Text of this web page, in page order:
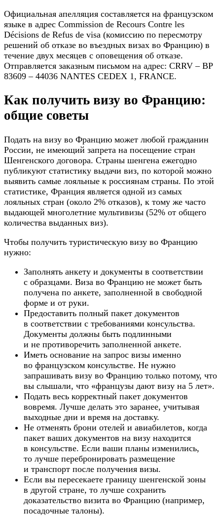
Официальная апелляция составляется на французском
языке в адрес Commission de Recours Contre les
Décisions de Refus de visa (комиссию по пересмотру
решений об отказе во въездных визах во Францию) в
течение двух месяцев с оповещения об отказе.
Отправляется заказным письмом на адрес: CRRV – BP
83609 – 44036 NANTES CEDEX 1, FRANCE.
Как получить визу во Францию:
общие советы
Подать на визу во Францию может любой гражданин
России, не имеющий запрета на посещение стран
Шенгенского договора. Страны шенгена ежегодно
публикуют статистику выдачи виз, по которой можно
выявить самые лояльные к россиянам страны. По этой
статистике, Франция является одной из самых
лояльных стран (около 2% отказов), к тому же часто
выдающей многолетние мультивизы (52% от общего
количества выданных виз).
Чтобы получить туристическую визу во Францию
нужно:
Заполнять анкету и документы в соответствии
с образцами. Виза во Францию не может быть
получена по анкете, заполненной в свободной
форме и от руки.
Предоставить полный пакет документов
в соответствии с требованиями консульства.
Документы должны быть подлинными
и не противоречить заполненной анкете.
Иметь основание на запрос визы именно
во французском консульстве. Не нужно
запрашивать визу во Францию только потому, что
вы слышали, что «французы дают визу на 5 лет».
Подать весь корректный пакет документов
вовремя. Лучше делать это заранее, учитывая
выходные дни и время на доставку.
Не отменять брони отелей и авиабилетов, когда
пакет ваших документов на визу находится
в консульстве. Если ваши планы изменились,
то лучше перебронировать размещение
и транспорт после получения визы.
Если вы пересекаете границу шенгенской зоны
в другой стране, то лучше сохранить
доказательство визита во Францию (например,
посадочные талоны).